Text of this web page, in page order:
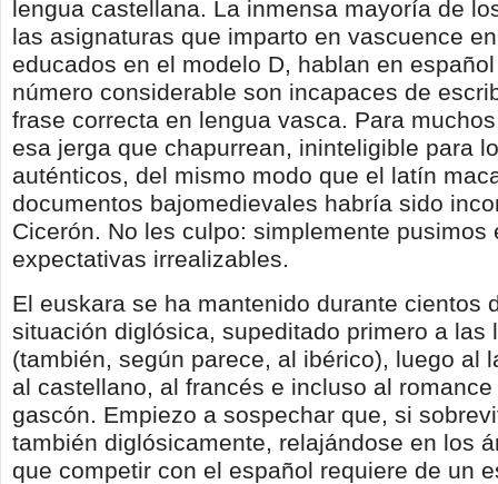
lengua castellana. La inmensa mayoría de
las asignaturas que imparto en vascuence
educados en el modelo D, hablan en
número considerable son incapaces de
frase correcta en lengua vasca. Para
esa jerga que chapurrean, ininteligible para
auténticos, del mismo modo que el latín
documentos bajomedievales habría sido
Cicerón. No les culpo: simplemente pusimos
expectativas irrealizables.
El euskara se ha mantenido durante cientos
situación diglósica, supeditado primero a las
(también, según parece, al ibérico), luego al
al castellano, al francés e incluso al
gascón. Empiezo a sospechar que, si
también diglósicamente, relajándose en los
que competir con el español requiere de un